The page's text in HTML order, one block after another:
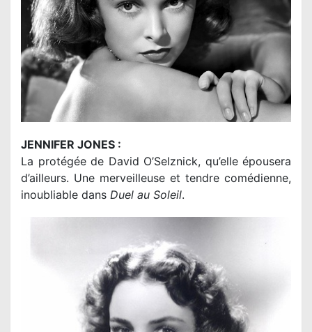
JENNIFER JONES :
La protégée de David O’Selznick, qu’elle épousera
d’ailleurs. Une merveilleuse et tendre comédienne,
inoubliable dans Duel au Soleil.